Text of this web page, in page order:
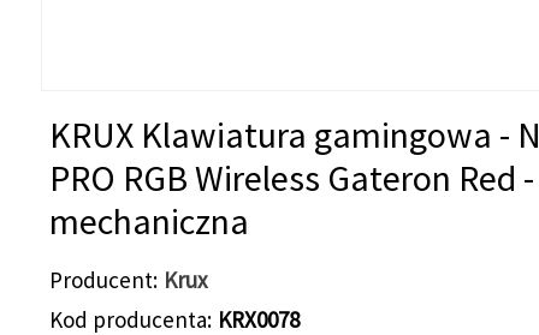
KRUX Klawiatura gamingowa -
PRO RGB Wireless Gateron Red -
mechaniczna
Producent Krux
Kod producenta KRX0078